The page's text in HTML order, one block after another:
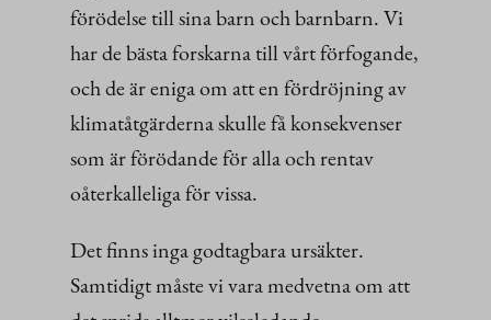
förödelse till sina barn och barnbarn. Vi
har de bästa forskarna till vårt förfogande,
och de är eniga om att en fördröjning av
klimatåtgärderna skulle få konsekvenser
som är förödande för alla och rentav
oåterkalleliga för vissa.
Det finns inga godtagbara ursäkter.
Samtidigt måste vi vara medvetna om att